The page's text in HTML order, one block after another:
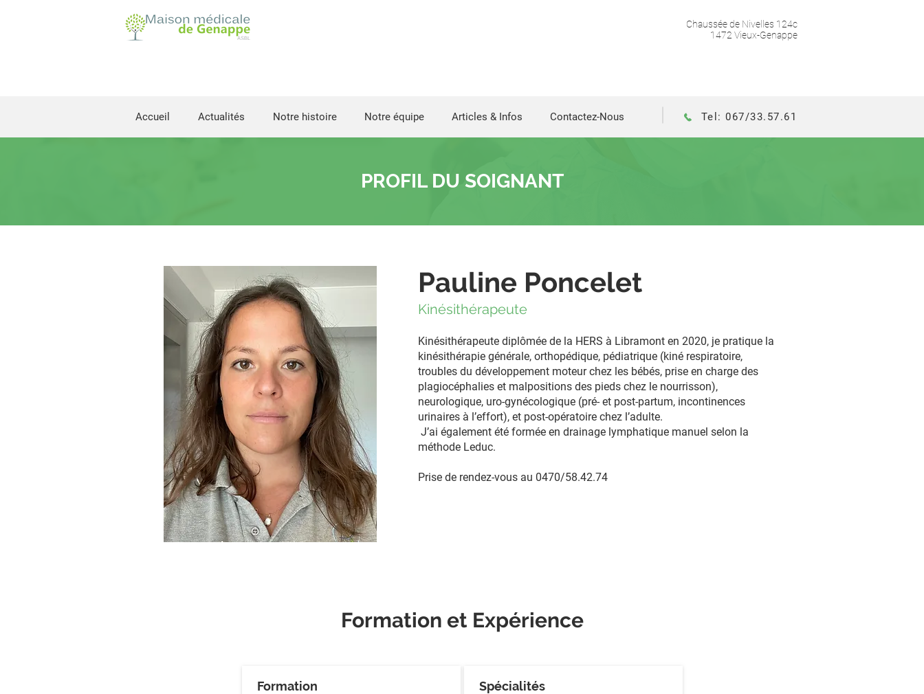
Chaussée de Nivelles 124c
1472 Vieux-Genappe
Accueil Actualités Notre histoire Notre équipe Articles & Infos Contactez-Nous Tel: 067/33.57.61
PROFIL DU SOIGNANT
Pauline Poncelet
Kinésithérapeute
Kinésithérapeute diplômée de la HERS à Libramont en 2020, je pratique la
kinésithérapie générale, orthopédique, pédiatrique (kiné respiratoire,
troubles du développement moteur chez les bébés, prise en charge des
plagiocéphalies et malpositions des pieds chez le nourrisson),
neurologique, uro-gynécologique (pré- et post-partum, incontinences
urinaires à l’effort), et post-opératoire chez l’adulte.
J’ai également été formée en drainage lymphatique manuel selon la
méthode Leduc.
Prise de rendez-vous au 0470/58.42.74
Formation et Expérience
Formation Spécialités